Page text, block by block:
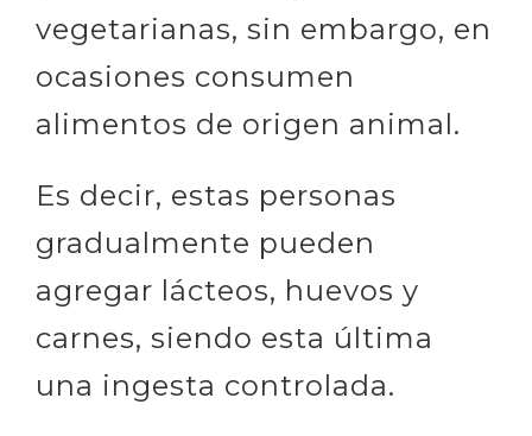
vegetarianas, sin embargo, en
ocasiones consumen
alimentos de origen animal.
Es decir, estas personas
gradualmente pueden
agregar lácteos, huevos y
carnes, siendo esta última
una ingesta controlada.